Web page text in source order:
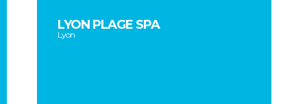
LYON PLAGE SPA
Lyon